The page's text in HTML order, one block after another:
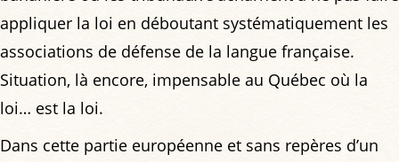
appliquer la loi en déboutant systématiquement les
associations de défense de la langue française.
Situation, là encore, impensable au Québec où la
loi… est la loi.
Dans cette partie européenne et sans repères d’un